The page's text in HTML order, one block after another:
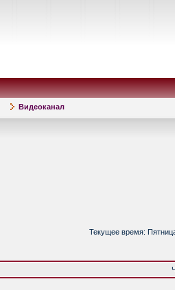
Видеоканал
Текущее время: